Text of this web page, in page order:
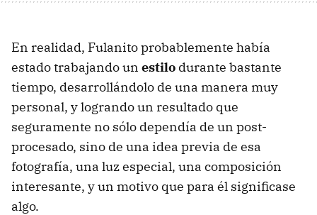
En realidad, Fulanito probablemente había
estado trabajando un estilo durante bastante
tiempo, desarrollándolo de una manera muy
personal, y logrando un resultado que
seguramente no sólo dependía de un post-
procesado, sino de una idea previa de esa
fotografía, una luz especial, una composición
interesante, y un motivo que para él significase
algo.